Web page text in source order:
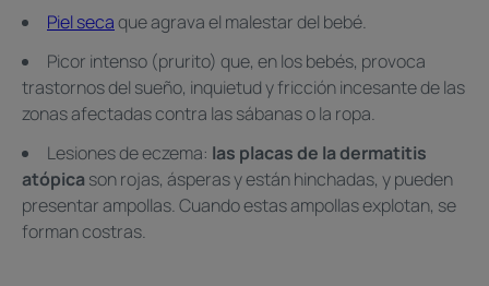
Piel secaque agrava el malestar del bebé.
Picor intenso (prurito) que, en los bebés, provoca
trastornos del sueño, inquietud y fricción incesante de las
zonas afectadas contra las sábanas o la ropa.
Lesiones de eczema: las placas de la dermatitis
atópica son rojas, ásperas y están hinchadas, y pueden
presentar ampollas. Cuando estas ampollas explotan, se
forman costras.